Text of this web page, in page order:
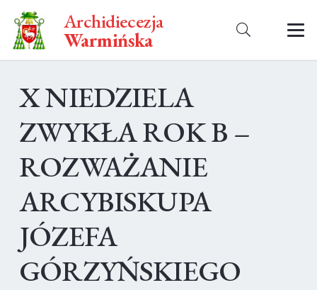
Archidiecezja
Warmińska
X NIEDZIELA
ZWYKŁA ROK B –
ROZWAŻANIE
ARCYBISKUPA
JÓZEFA
GÓRZYŃSKIEGO